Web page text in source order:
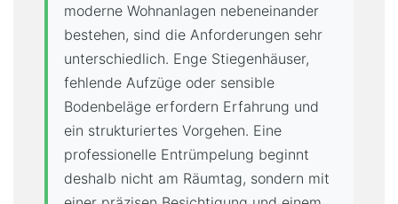
moderne Wohnanlagen nebeneinander
bestehen, sind die Anforderungen sehr
unterschiedlich. Enge Stiegenhäuser,
fehlende Aufzüge oder sensible
Bodenbeläge erfordern Erfahrung und
ein strukturiertes Vorgehen. Eine
professionelle Entrümpelung beginnt
deshalb nicht am Räumtag, sondern mit